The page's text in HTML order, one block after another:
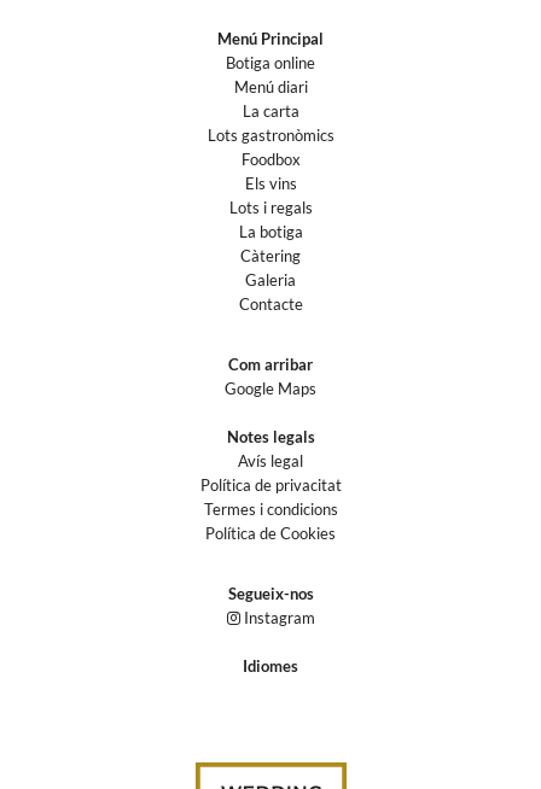
Menú Principal
Botiga online
Menú diari
La carta
Lots gastronòmics
Foodbox
Els vins
Lots i regals
La botiga
Càtering
Galeria
Contacte
Com arribar
Google Maps
Notes legals
Avís legal
Política de privacitat
Termes i condicions
Política de Cookies
Segueix-nos
Instagram
Idiomes